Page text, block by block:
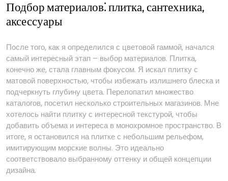
Подбор материалов⁚ плитка, сантехника,
аксессуары
После того, как я определился с цветовой гаммой, начался
самый интересный этап – выбор материалов. Плитка,
конечно же, стала главным фокусом. Я искал плитку с
матовой поверхностью, чтобы избежать излишнего блеска и
подчеркнуть глубину цвета. Перелопатил множество
каталогов, посетил несколько строительных магазинов. Мне
хотелось найти плитку с интересной текстурой, чтобы
добавить объема и интереса в монохромное пространство. В
итоге, я остановился на плитке с небольшим рельефом,
имитирующим морские волны. Это идеально
соответствовало выбранному оттенку и общей концепции
дизайна.